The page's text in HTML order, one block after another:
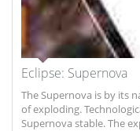
Eclipse: Supernova
The Supernova is by its
of exploding.
Supernova stable. The